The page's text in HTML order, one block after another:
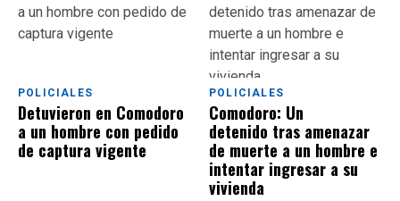
POLICIALES
Detuvieron en Comodoro
a un hombre con pedido
de captura vigente
POLICIALES
Comodoro: Un
detenido tras amenazar
de muerte a un hombre e
intentar ingresar a su
vivienda